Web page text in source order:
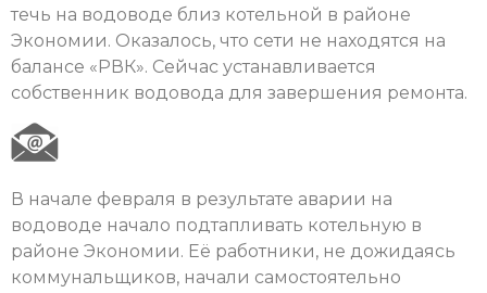
течь на водоводе близ котельной в районе
Экономии. Оказалось, что сети не находятся на
балансе «РВК». Сейчас устанавливается
собственник водовода для завершения ремонта.
В начале февраля в результате аварии на
водоводе начало подтапливать котельную в
районе Экономии. Её работники, не дожидаясь
коммунальщиков, начали самостоятельно